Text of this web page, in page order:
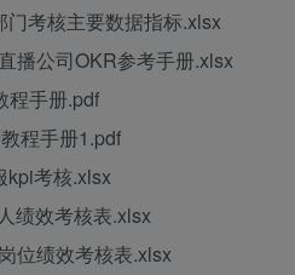
门考核主要数据指标.xlsx
播公司OKR参考手册.xlsx
程手册.pdf
程手册1.pdf
kpi考核.xlsx
绩效考核表.xlsx
位绩效考核表.xlsx